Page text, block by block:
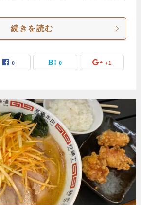
続きを読む
0 0 +1